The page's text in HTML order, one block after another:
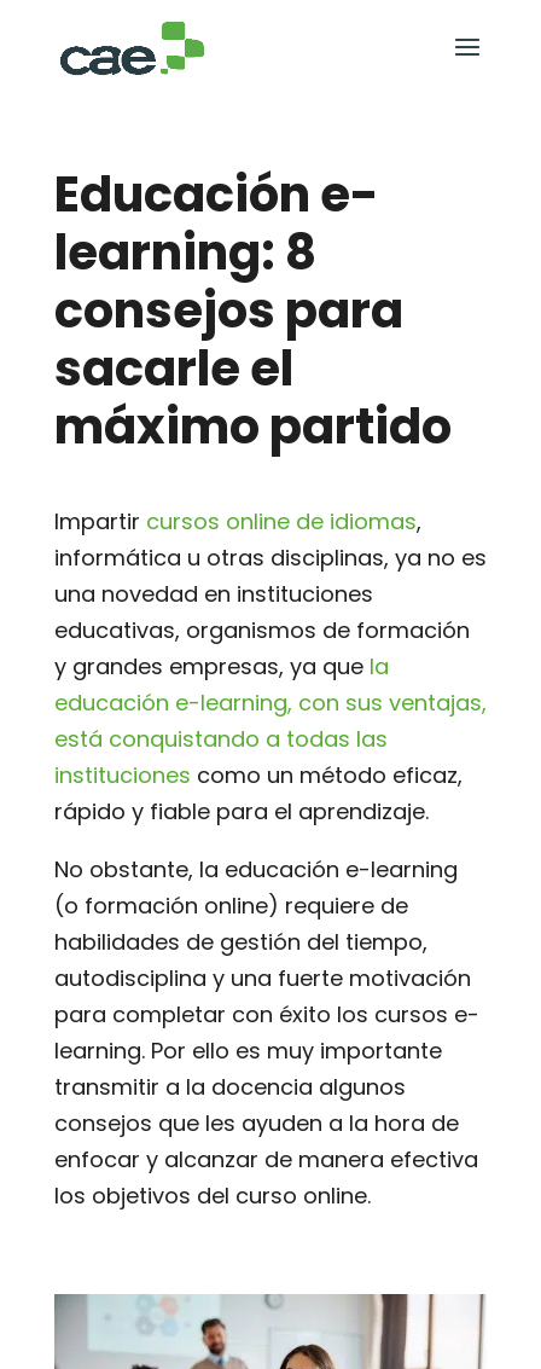
Educación e-
learning: 8
consejos para
sacarle el
máximo partido
Impartir cursos online de idiomas,
informática u otras disciplinas, ya no es
una novedad en instituciones
educativas, organismos de formación
y grandes empresas, ya que la
educación e-learning, con sus ventajas,
está conquistando a todas las
instituciones como un método eficaz,
rápido y fiable para el aprendizaje.
No obstante, la educación e-learning
(o formación online) requiere de
habilidades de gestión del tiempo,
autodisciplina y una fuerte motivación
para completar con éxito los cursos e-
learning. Por ello es muy importante
transmitir a la docencia algunos
consejos que les ayuden a la hora de
enfocar y alcanzar de manera efectiva
los objetivos del curso online.